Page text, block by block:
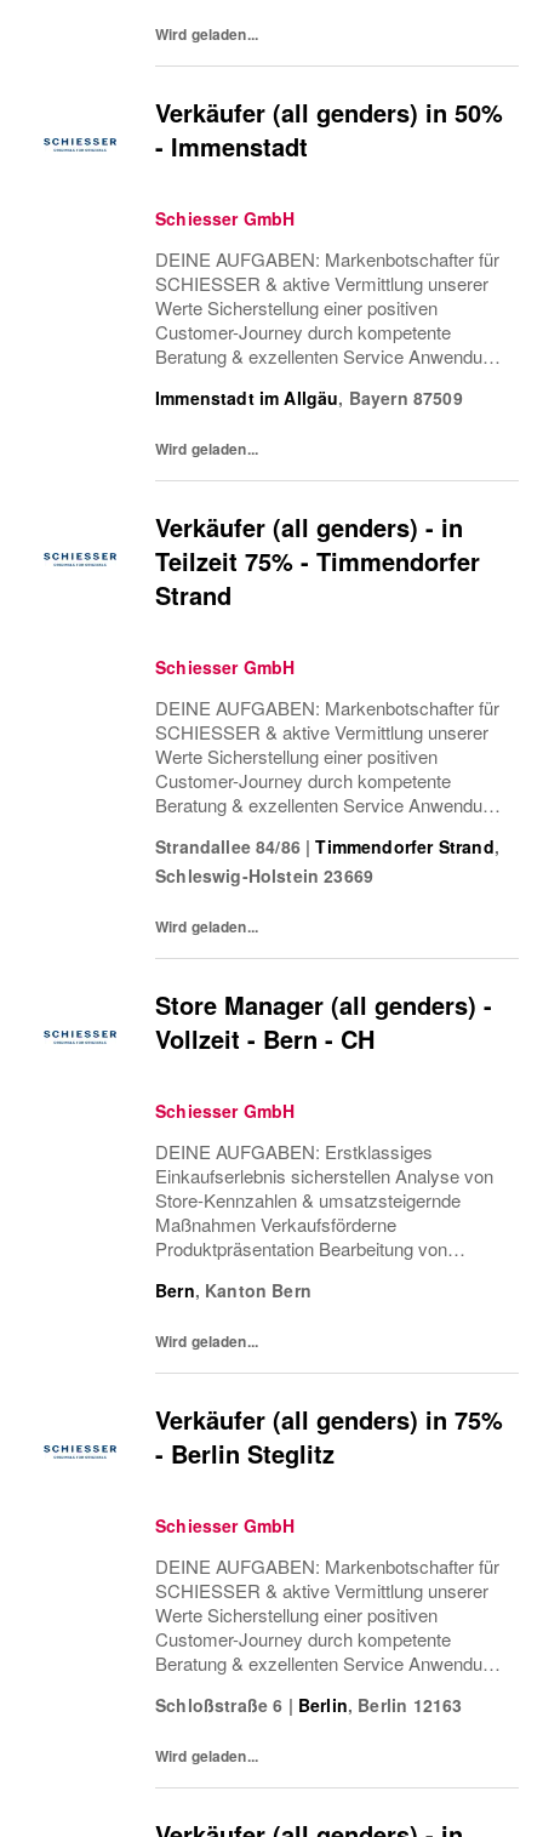
Wird geladen...
Verkäufer (all genders) in 50%
- Immenstadt
Schiesser GmbH
DEINE AUFGABEN: Markenbotschafter für
SCHIESSER & aktive Vermittlung unserer
Werte Sicherstellung einer positiven
Customer-Journey durch kompetente
Beratung & exzellenten Service Anwendung
Optimierung des Einkaufserlebnisses
Immenstadt im Allgäu, Bayern 87509
Wird geladen...
Verkäufer (all genders) - in
Teilzeit 75% - Timmendorfer
Strand
Schiesser GmbH
DEINE AUFGABEN: Markenbotschafter für
SCHIESSER & aktive Vermittlung unserer
Werte Sicherstellung einer positiven
Customer-Journey durch kompetente
Beratung & exzellenten Service Anwendung
Optimierung des Einkaufserlebnisses
Sicherstellung einer attraktiven...
Strandallee 84/86 | Timmendorfer Strand,
Schleswig-Holstein 23669
Wird geladen...
Store Manager (all genders) -
Vollzeit - Bern - CH
Schiesser GmbH
DEINE AUFGABEN: Erstklassiges
Einkaufserlebnis sicherstellen Analyse von
Store-Kennzahlen & umsatzsteigernde
Maßnahmen Verkaufsförderne
Produktpräsentation Bearbeitung von
-entwicklung Einsatzplanung & Besetzung
Bern, Kanton Bern
Wird geladen...
Verkäufer (all genders) in 75%
- Berlin Steglitz
Schiesser GmbH
DEINE AUFGABEN: Markenbotschafter für
SCHIESSER & aktive Vermittlung unserer
Werte Sicherstellung einer positiven
Customer-Journey durch kompetente
Beratung & exzellenten Service Anwendung
Optimierung des Einkaufserlebnisses
Schloßstraße 6 | Berlin, Berlin 12163
Wird geladen...